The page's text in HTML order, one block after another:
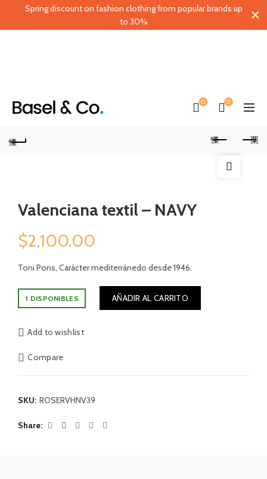
0 0
Valenciana textil – NAVY
$2,100.00
Toni Pons, Carácter mediterránedo desde 1946.
1 DISPONIBLES AÑADIR AL CARRITO
Add to wishlist
Compare
SKU: ROSERVHNV39
Share
Spring discount on fashion clothing from popular brands up
to 30%